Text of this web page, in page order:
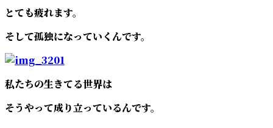
とても疲れます。
そして孤独になっていくんです。
私たちの生きてる世界は
そうやって成り立っているんです。